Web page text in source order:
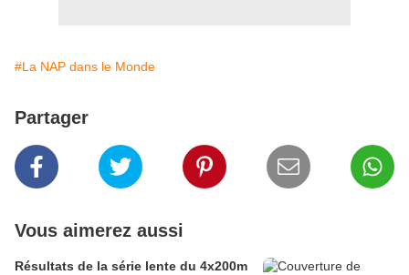
#La NAP dans le Monde
Partager
Vous aimerez aussi
Résultats de la série lente du 4x200m